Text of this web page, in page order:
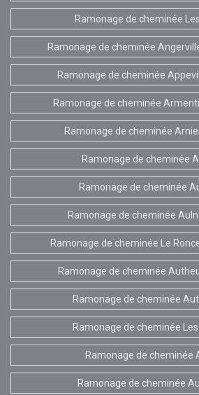
Ramonage de cheminée
Ramonage de cheminée
Ramonage de cheminée
Ramonage de cheminée
Ramonage de cheminée
Ramonage de cheminée
Ramonage de cheminée
Ramonage de cheminée
Ramonage de cheminée Le
Ramonage de cheminée
Ramonage de cheminée
Ramonage de cheminée
Ramonage de cheminée
Ramonage de cheminée